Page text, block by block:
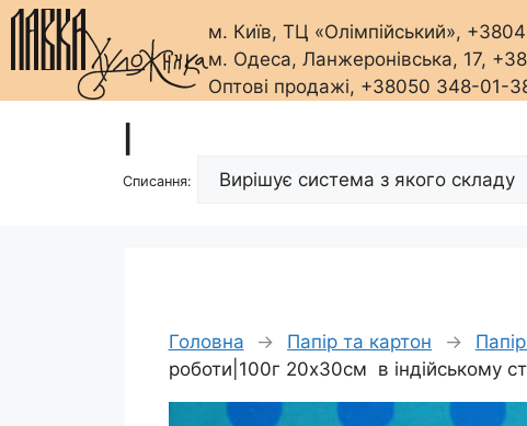
м. Київ, ТЦ «Олімпійський»,
м. Одеса, Ланжеронівська, 17,
Оптові продажі, +38050 348-01-
Списання:
Головна → Папір та картон →
роботи|100г 20х30см в індійському